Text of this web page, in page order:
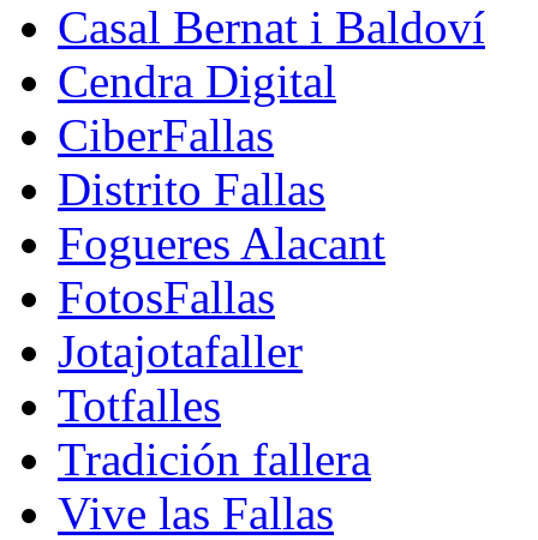
Casal Bernat i Baldoví
Cendra Digital
CiberFallas
Distrito Fallas
Fogueres Alacant
FotosFallas
Jotajotafaller
Totfalles
Tradición fallera
Vive las Fallas